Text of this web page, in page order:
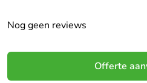
Nog geen reviews
Offerte